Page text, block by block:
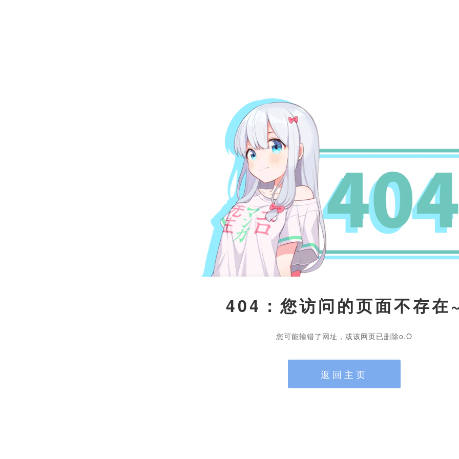
404：您访问的页面不存在
您可能输错了网址，或该网页已删除o.O
返回主页